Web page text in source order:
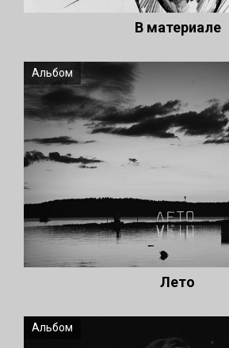
В материале
Альбом
Лето
Альбом